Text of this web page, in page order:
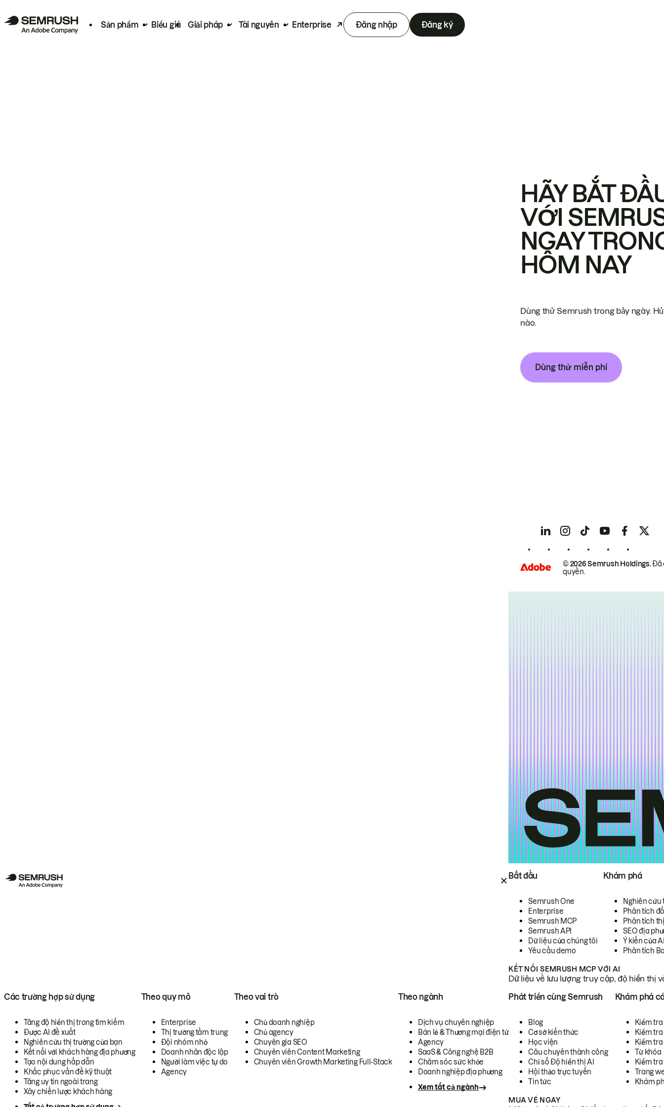
Sản phẩm Biểu giá Giải pháp Tài nguyên Enterprise Đăng nhập Đăng ký
Bắt đầu
Semrush One
Enterprise
Semrush MCP
Semrush API
Dữ liệu của chúng tôi
Yêu cầu demo
Khám phá
Nghiên cứu
Phân tích
Phân tích
SEO địa
Ý kiến của
Phân tích
KẾT NỐI SEMRUSH MCP VỚI AI
Dữ liệu về lưu lượng truy cập, độ hiển thị
Các trường hợp sử dụng
Tăng độ hiển thị trong tìm kiếm
Được AI đề xuất
Nghiên cứu thị trường của bạn
Kết nối với khách hàng địa phương
Tạo nội dung hấp dẫn
Khắc phục vấn đề kỹ thuật
Tăng uy tín ngoài trang
Xây chiến lược khách hàng
Theo quy mô
Enterprise
Thị trường tầm trung
Đội nhóm nhỏ
Doanh nhân độc lập
Người làm việc tự do
Agency
Theo vai trò
Chủ doanh nghiệp
Chủ agency
Chuyên gia SEO
Chuyên viên Content Marketing
Chuyên viên Growth Marketing Full-Stack
Theo ngành
Dịch vụ chuyên nghiệp
Bán lẻ & Thương mại điện tử
Agency
SaaS & Công nghệ B2B
Chăm sóc sức khỏe
Doanh nghiệp địa phương
Xem tất cả ngành
Phát triển cùng Semrush
Blog
Cơ sở kiến thức
Học viện
Câu chuyên thành công
Chỉ số Độ hiển thị AI
Hội thảo trực tuyến
Tin tức
Khám phá
Kiểm
Kiểm tra
Kiểm
Từ khóa
Kiểm
Trang
Khám
MUA VÉ NGAY
HÃY BẮT
VỚI
NGAY
HÔM NAY
Dùng thử Semrush trong bảy ngày.
nào.
Dùng thử miễn phí
© 2026 Semrush Holdings.Đã
quyền.